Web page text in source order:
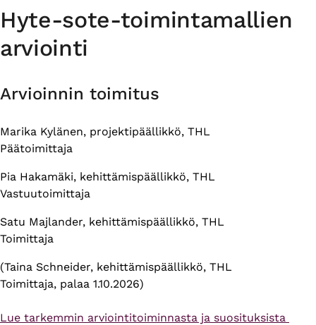
Hyte-sote-toimintamallien
arviointi
Arvioinnin toimitus
Marika Kylänen, projektipäällikkö, THL
Päätoimittaja
Pia Hakamäki, kehittämispäällikkö, THL
Vastuutoimittaja
Satu Majlander, kehittämispäällikkö, THL
Toimittaja
(Taina Schneider, kehittämispäällikkö, THL
Toimittaja, palaa 1.10.2026)
Lue tarkemmin arviointitoiminnasta ja suosituksista